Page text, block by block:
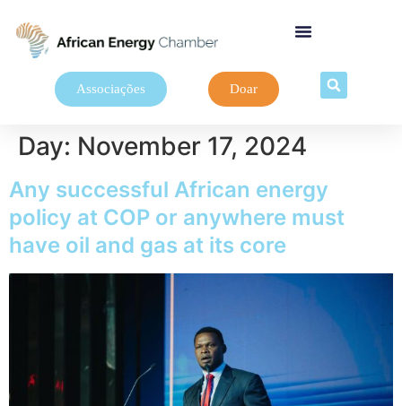
Associações Doar
Day: November 17, 2024
Any successful African energy
policy at COP or anywhere must
have oil and gas at its core